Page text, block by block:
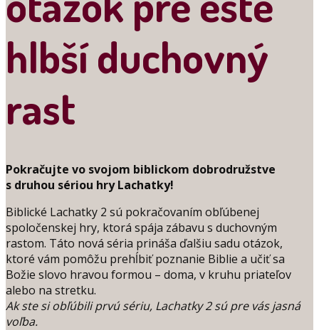
hlbší duchovný
rast
Pokračujte vo svojom biblickom dobrodružstve
s druhou sériou hry Lachatky!
Biblické Lachatky 2 sú pokračovaním obľúbenej
spoločenskej hry, ktorá spája zábavu s duchovným
rastom. Táto nová séria prináša ďalšiu sadu otázok,
ktoré vám pomôžu prehĺbiť poznanie Biblie a učiť sa
Božie slovo hravou formou – doma, v kruhu priateľov
alebo na stretku.
Ak ste si obľúbili prvú sériu, Lachatky 2 sú pre vás jasná
voľba.